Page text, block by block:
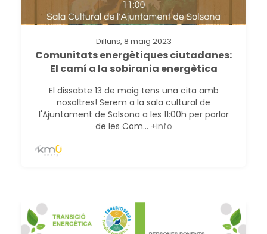
Dilluns, 8 maig 2023
Comunitats energètiques ciutadanes:
El camí a la sobirania energètica
El dissabte 13 de maig tens una cita amb
nosaltres! Serem a la sala cultural de
l'Ajuntament de Solsona a les 11:00h per parlar
de les Com... +info